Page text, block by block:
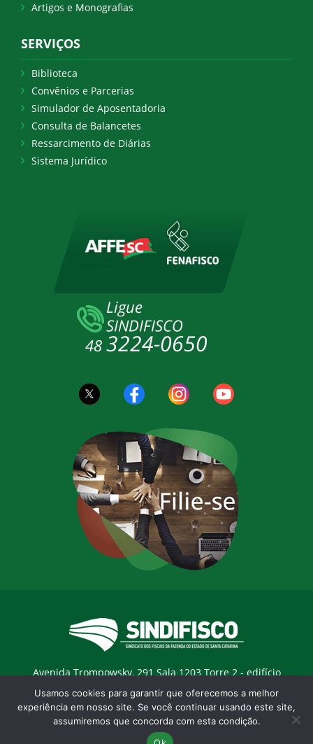
Artigos e Monografias
SERVIÇOS
Biblioteca
Convênios e Parcerias
Simulador de Aposentadoria
Consulta de Balancetes
Ressarcimento de Diárias
Sistema Jurídico
Avenida Trompowsky, 291 Sala 1203 Torre 2 - edifício
Trompowsky Corporate - Centro - Florianopólis / SC - CEP:
88015-300 |E-mail:sindifisco@sindifisco.org.br
Desenvolvido pelaagência Marketing Objetivo
Usamos cookies para garantir que oferecemos a melhor
experiência em nosso site. Se você continuar usando este site,
assumiremos que concorda com esta condição.